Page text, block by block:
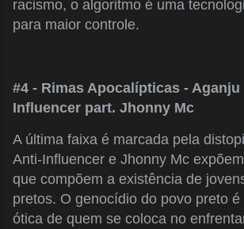
racismo, o algoritmo é uma
para maior controle.
#4 - Rimas Apocalípticas - Aganju
Influencer part. Jhonny Mc
A última faixa é marcada pela
Anti-Influencer e Jhonny Mc
que compõem a existência de
pretos. O genocídio do povo preto é
ótica de quem se coloca no